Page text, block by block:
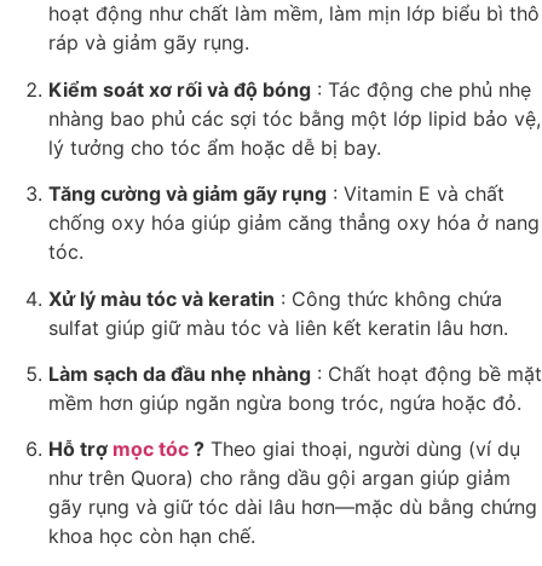
hoạt động như chất làm mềm, làm mịn lớp biểu bì thô
ráp và giảm gãy rụng.
Kiểm soát xơ rối và độ bóng : Tác động che phủ nhẹ
nhàng bao phủ các sợi tóc bằng một lớp lipid bảo vệ,
lý tưởng cho tóc ẩm hoặc dễ bị bay.
Tăng cường và giảm gãy rụng : Vitamin E và chất
chống oxy hóa giúp giảm căng thẳng oxy hóa ở nang
tóc.
Xử lý màu tóc và keratin : Công thức không chứa
sulfat giúp giữ màu tóc và liên kết keratin lâu hơn.
Làm sạch da đầu nhẹ nhàng : Chất hoạt động bề mặt
mềm hơn giúp ngăn ngừa bong tróc, ngứa hoặc đỏ.
Hỗ trợ mọc tóc ? Theo giai thoại, người dùng (ví dụ
như trên Quora) cho rằng dầu gội argan giúp giảm
gãy rụng và giữ tóc dài lâu hơn—mặc dù bằng chứng
khoa học còn hạn chế.